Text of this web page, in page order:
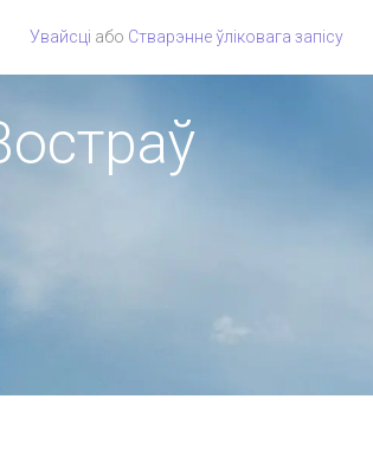
Увайсці або Стварэнне ўліковага запісу